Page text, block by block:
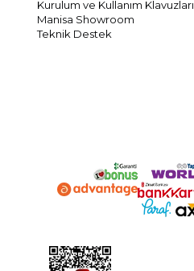
Kurulum ve Kullanım Klavuzları
Manisa Showroom
Teknik Destek